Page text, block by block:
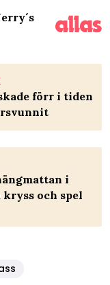
förr i tiden
i
kryss och spel